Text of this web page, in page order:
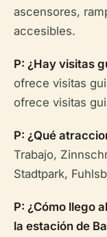
ascensores,
accesibles.
P: ¿Hay visitas
ofrece visitas
ofrece visitas
P: ¿Qué
Trabajo,
Stadtpark,
P: ¿Cómo llego
la estación de